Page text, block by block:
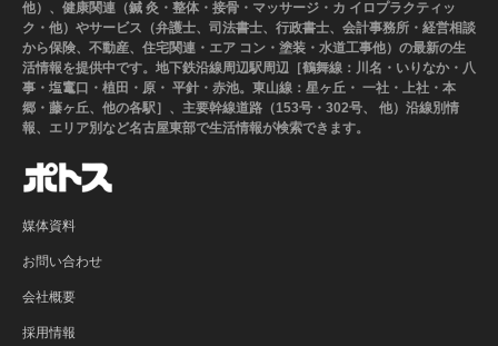
他）、健康関連（鍼 灸・整体・接骨・マッサージ・カ イロプラクティッ
ク・他）やサービス（弁護士、司法書士、行政書士、会計事務所・経営相談
から保険、不動産、住宅関連・エア コン・塗装・水道工事他）の最新の生
活情報を提供中です。地下鉄沿線周辺駅周辺［鶴舞線：川名・いりなか・八
事・塩竃口・植田・原・ 平針・赤池。東山線：星ヶ丘・ 一社・上社・本
郷・藤ヶ丘、他の各駅］、主要幹線道路（153号・302号、 他）沿線別情
報、エリア別など名古屋東部で生活情報が検索できます。
媒体資料
お問い合わせ
会社概要
採用情報